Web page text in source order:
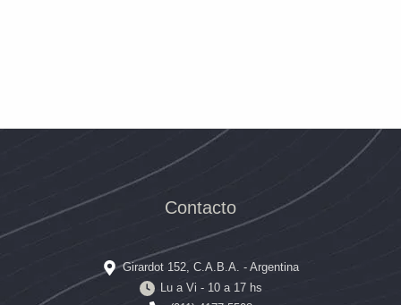
Contacto
Girardot 152, C.A.B.A. - Argentina
Lu a Vi - 10 a 17 hs